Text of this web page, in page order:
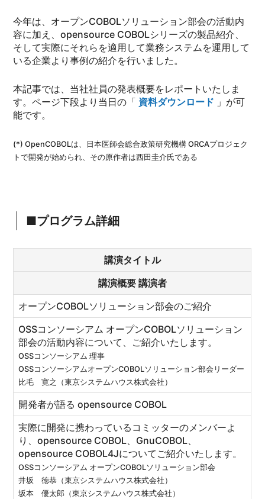
今年は、オープンCOBOLソリューション部会の活動内
容に加え、opensource COBOLシリーズの製品紹介、
そして実際にそれらを適用して業務システムを運用して
いる企業より事例の紹介を行いました。
本記事では、当社社員の発表概要をレポートいたしま
す。ページ下段より当日の「 資料ダウンロード 」が可
能です。
(*) OpenCOBOLは、日本医師会総合政策研究機構 ORCAプロジェク
トで開発が始められ、その原作者は西田圭介氏である
■プログラム詳細
講演タイトル
講演概要 講演者
オープンCOBOLソリューション部会のご紹介
OSSコンソーシアム オープンCOBOLソリューション
部会の活動内容について、ご紹介いたします。
OSSコンソーシアム 理事
OSSコンソーシアムオープンCOBOLソリューション部会リーダー
比毛 寛之（東京システムハウス株式会社）
開発者が語る opensource COBOL
実際に開発に携わっているコミッターのメンバーよ
り、opensource COBOL、GnuCOBOL、
opensource COBOL4Jについてご紹介いたします。
OSSコンソーシアム オープンCOBOLソリューション部会
井坂 徳恭（東京システムハウス株式会社）
坂本 優太郎（東京システムハウス株式会社）